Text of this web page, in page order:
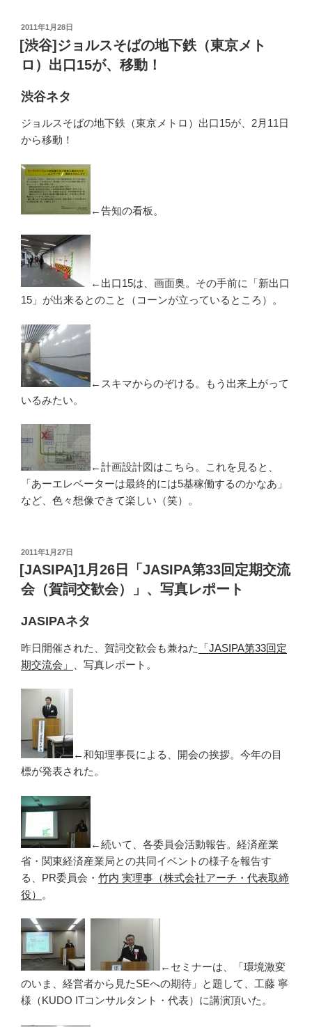
投
稿
日:
2011年1月28日
[渋谷]ジョルスそばの地下鉄（東京メト
ロ）出口15が、移動！
渋谷ネタ
ジョルスそばの地下鉄（東京メトロ）出口15が、2月11日
から移動！
←告知の看板。
←出口15は、画面奥。その手前に「新出口
15」が出来るとのこと（コーンが立っているところ）。
←スキマからのぞける。もう出来上がって
いるみたい。
←計画設計図はこちら。これを見ると、
「あーエレベーターは最終的には5基稼働するのかなあ」
など、色々想像できて楽しい（笑）。
投
稿
日:
2011年1月27日
[JASIPA]1月26日「JASIPA第33回定期交流
会（賀詞交歓会）」、写真レポート
JASIPAネタ
昨日開催された、賀詞交歓会も兼ねた
「JASIPA第33回定
期交流会」
、写真レポート。
←和知理事長による、開会の挨拶。今年の目
標が発表された。
←続いて、各委員会活動報告。経済産業
省・関東経済産業局との共同イベントの様子を報告す
る、PR委員会・ 竹内 実理事（株式会社アーチ・代表取締
役）
。
←セミナーは、「環境激変
のいま、経営者から見たSEへの期待」と題して、工藤 寧
様（KUDO ITコンサルタント・代表）に講演頂いた。